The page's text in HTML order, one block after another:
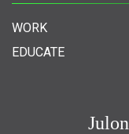
WORK
EDUCATE